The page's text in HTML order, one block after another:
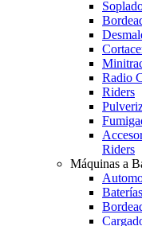
Radio
Riders
Riders
Máquinas a
Baterías